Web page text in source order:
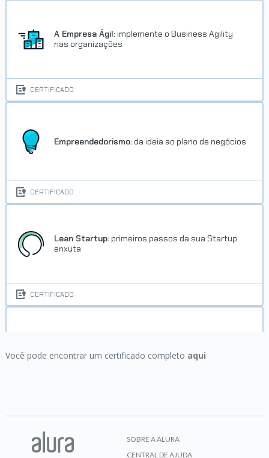
A Empresa Ágil: implemente o Business Agility
nas organizações
CERTIFICADO
Empreendedorismo: da ideia ao plano de negócios
CERTIFICADO
Lean Startup: primeiros passos da sua Startup
enxuta
CERTIFICADO
existentes em uma equipe
Você pode encontrar um certificado completo aqui
SOBRE A ALURA
CENTRAL DE AJUDA